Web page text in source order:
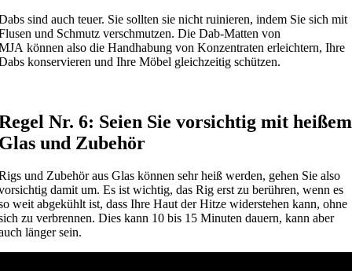
sind auch teuer. Sie sollten sie nicht ruinieren, indem Sie sich mit
und Schmutz verschmutzen. Die Dab-Matten von
können also die Handhabung von Konzentraten erleichtern, Ihre
konservieren und Ihre Möbel gleichzeitig schützen.
Nr. 6: Seien Sie vorsichtig mit heißem
und Zubehör
und Zubehör aus Glas können sehr heiß werden, gehen Sie also
damit um. Es ist wichtig, das Rig erst zu berühren, wenn es
weit abgekühlt ist, dass Ihre Haut der Hitze widerstehen kann, ohne
zu verbrennen. Dies kann 10 bis 15 Minuten dauern, kann aber
länger sein.